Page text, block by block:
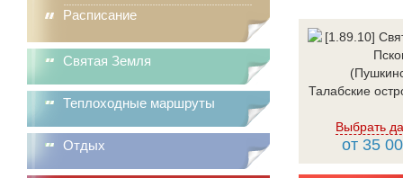
Расписание
Святая Земля
Теплоходные маршруты
Отдых
Выбрать
от 35